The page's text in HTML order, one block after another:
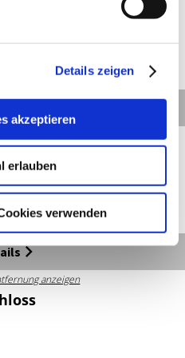
Details zeigen
akzeptieren
erlauben
verwenden
anzeigen